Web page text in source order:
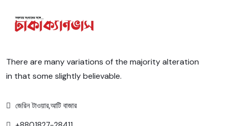
There are many variations of the majority alteration
in that some slightly believable.
জেরিন টাওয়ার,আটি বাজার